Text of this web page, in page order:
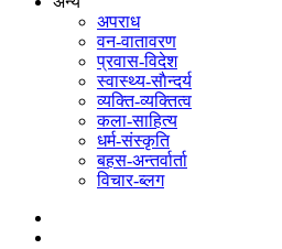
अपराध
वन-वातावरण
प्रवास-विदेश
स्वास्थ्य-साैन्दर्य
व्यक्ति-व्यक्तित्व
कला-साहित्य
धर्म-संस्कृति
बहस-अन्तर्वार्ता
विचार-ब्लग